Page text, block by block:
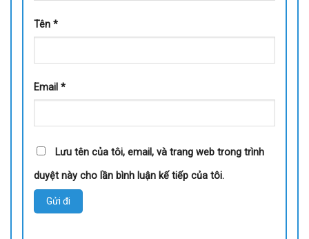
Tên *
Email *
Lưu tên của tôi, email, và trang web trong trình
duyệt này cho lần bình luận kế tiếp của tôi.